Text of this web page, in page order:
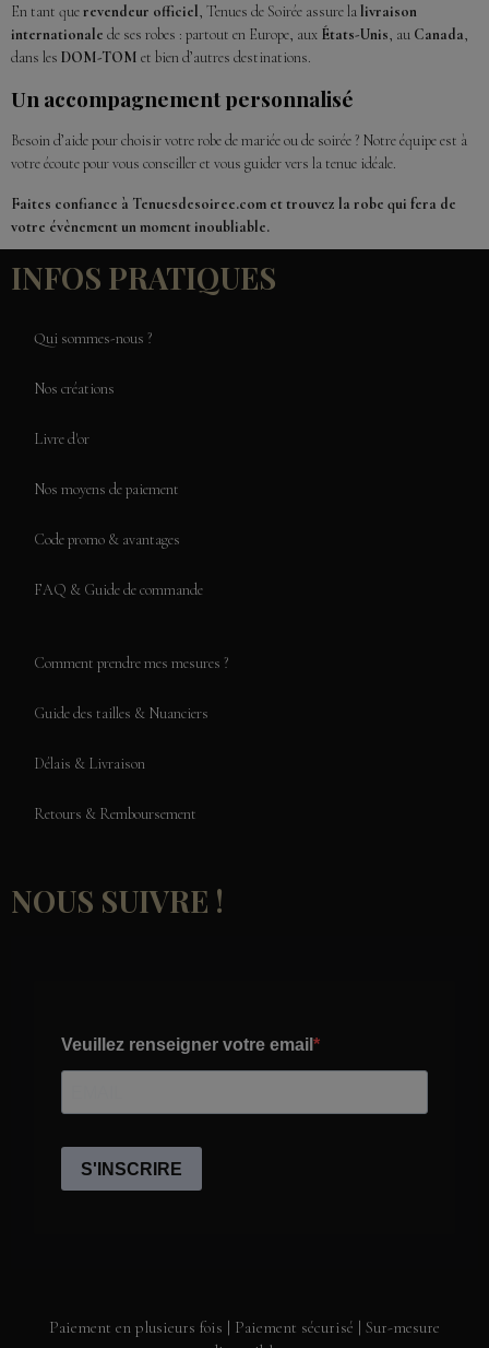
En tant querevendeur officiel, Tenues de Soirée assure lalivraison
internationale de ses robes : partout en Europe, aux États-Unis, au Canada,
dans les DOM-TOM et bien d’autres destinations.
Un accompagnement personnalisé
Besoin d’aide pour choisir votre robe de mariée ou de soirée ? Notre équipe est à
votre écoute pour vous conseiller et vous guider vers la tenue idéale.
Faites confiance à Tenuesdesoiree.com et trouvez la robe qui fera de
votre évènement un moment inoubliable.
INFOS PRATIQUES
Qui sommes-nous ?
Nos créations
Livre d'or
Nos moyens de paiement
Code promo & avantages
FAQ & Guide de commande
Comment prendre mes mesures ?
Guide des tailles & Nuanciers
Délais & Livraison
Retours & Remboursement
NOUS SUIVRE !
Paiement en plusieurs fois | Paiement sécurisé | Sur-mesure